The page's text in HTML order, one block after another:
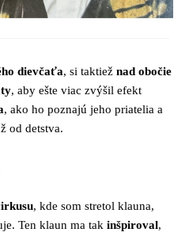
dievčaťa, si taktiež nad obočie
, aby ešte viac zvýšil efekt
, ako ho poznajú jeho priatelia a
od detstva.
, kde som stretol klauna,
Ten klaun ma tak inšpiroval,